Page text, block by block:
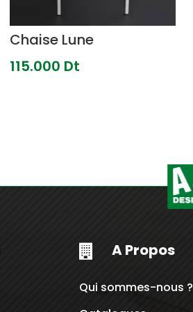
Chaise Lune
115.000 Dt
 A Propos
Qui sommes-nous ?